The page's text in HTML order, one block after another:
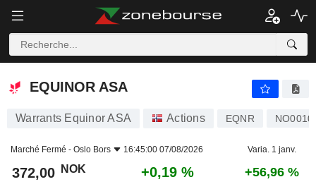
EQUINOR ASA
EQUINOR ASA
Warrants Equinor ASA Actions EQNR
Marché Fermé - Oslo Bors 16:45:00 07/08/2026 Varia. 1 janv.
372,00 NOK +0,19 % +56,96 %